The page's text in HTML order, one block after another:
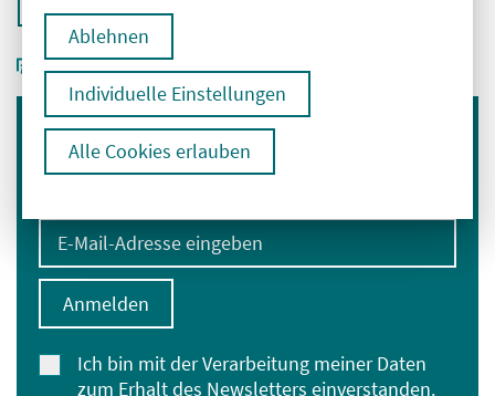
Ablehnen
Individuelle Einstellungen
Alle Cookies erlauben
Immer informiert bleiben
E-Mail-Adresse eingeben
Ich bin mit der Verarbeitung meiner Daten
zum Erhalt des Newsletters einverstanden.
Anmelden